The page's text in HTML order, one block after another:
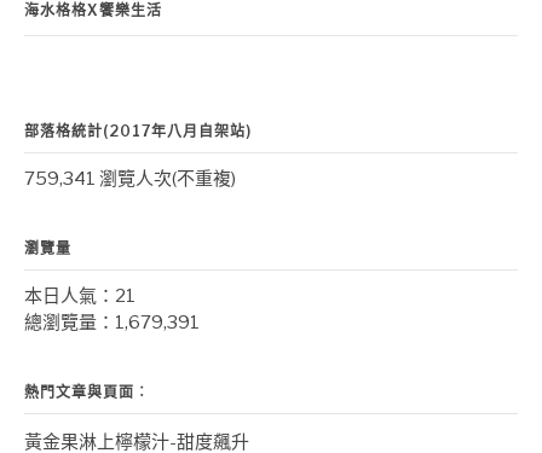
海水格格X饗樂生活
部落格統計(2017年八月自架站)
759,341 瀏覽人次(不重複)
瀏覽量
本日人氣：21
總瀏覽量：1,679,391
熱門文章與頁面︰
黃金果淋上檸檬汁-甜度飆升